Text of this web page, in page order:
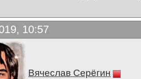
10:57
Вячеслав Серёгин